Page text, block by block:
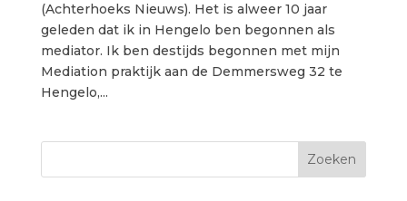
(Achterhoeks Nieuws). Het is alweer 10 jaar
geleden dat ik in Hengelo ben begonnen als
mediator. Ik ben destijds begonnen met mijn
Mediation praktijk aan de Demmersweg 32 te
Hengelo,...
Zoeken